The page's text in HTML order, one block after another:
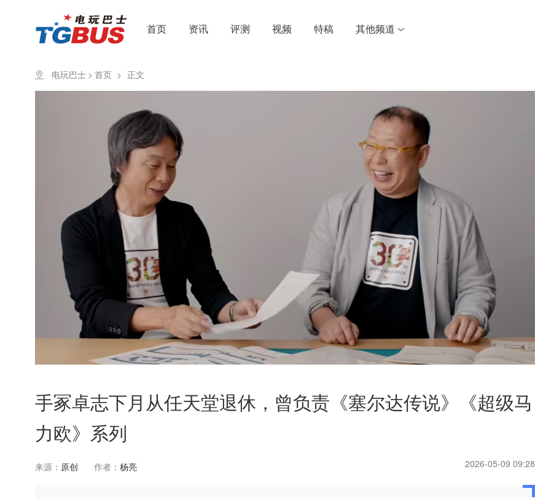
首页 资讯 评测 视频 特稿 其他频道
电玩巴士 > 首页 > 正文
手冢卓志下月从任天堂退休，曾负责《塞尔达传说》《超级马
力欧》系列
来源： 原创 作者： 杨亮 2026-05-09 09:28